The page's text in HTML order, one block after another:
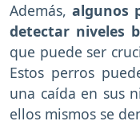
Además, algunos
detectar niveles
que puede ser
Estos perros
una caída en sus
ellos mismos se